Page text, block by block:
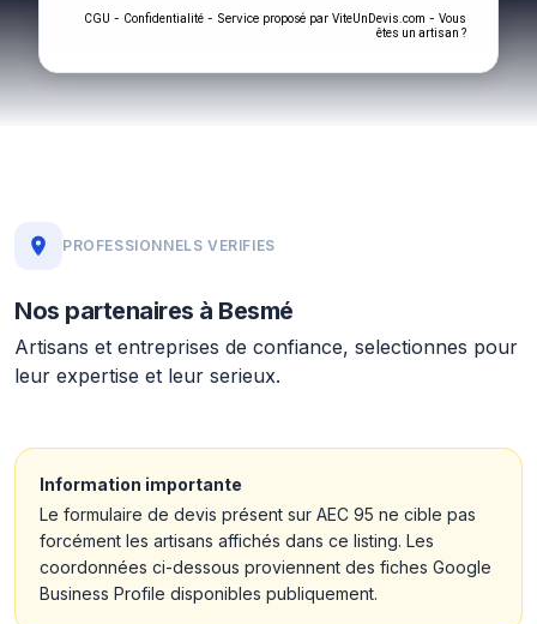
CGU - Confidentialité - Service proposé par ViteUnDevis.com - Vous
êtes un artisan ?
PROFESSIONNELS VERIFIES
Nos partenaires à Besmé
Artisans et entreprises de confiance, selectionnes pour
leur expertise et leur serieux.
Information importante
Le formulaire de devis présent sur AEC 95 ne cible pas
forcément les artisans affichés dans ce listing. Les
coordonnées ci-dessous proviennent des fiches Google
Business Profile disponibles publiquement.